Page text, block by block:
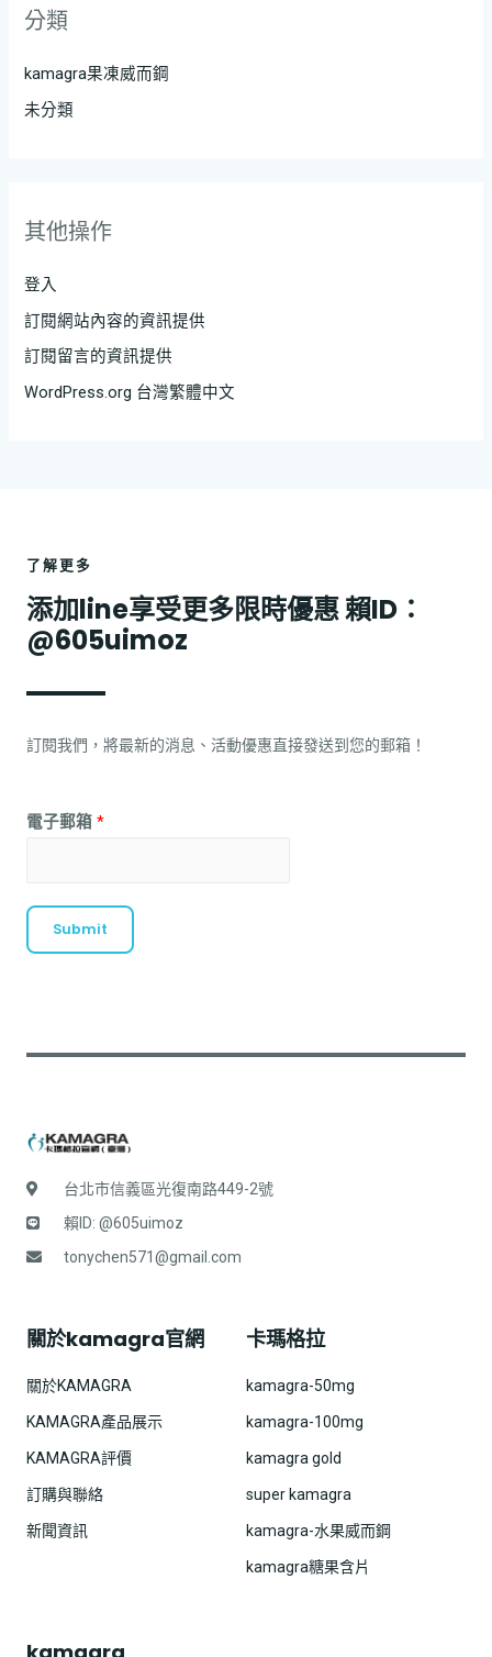
分類
kamagra果凍威而鋼
未分類
其他操作
登入
訂閱網站內容的資訊提供
訂閱留言的資訊提供
WordPress.org 台灣繁體中文
了解更多
添加line享受更多限時優惠 賴ID：
@605uimoz
訂閱我們，將最新的消息、活動優惠直接發送到您的郵箱！
電子郵箱 *
Submit
台北市信義區光復南路449-2號
賴ID: @605uimoz
tonychen571@gmail.com
關於kamagra官網
關於KAMAGRA
KAMAGRA產品展示
KAMAGRA評價
訂購與聯絡
新聞資訊
卡瑪格拉
kamagra-50mg
kamagra-100mg
kamagra gold
super kamagra
kamagra-水果威而鋼
kamagra糖果含片